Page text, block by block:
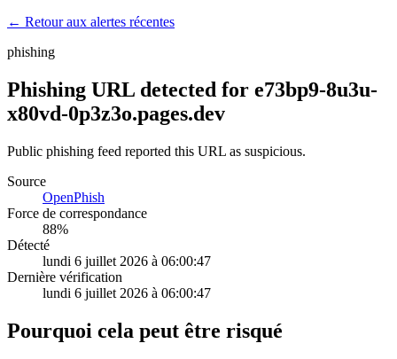
← Retour aux alertes récentes
phishing
Phishing URL detected for e73bp9-8u3u-
x80vd-0p3z3o.pages.dev
Public phishing feed reported this URL as suspicious.
Source
OpenPhish
Force de correspondance
88%
Détecté
lundi 6 juillet 2026 à 06:00:47
Dernière vérification
lundi 6 juillet 2026 à 06:00:47
Pourquoi cela peut être risqué